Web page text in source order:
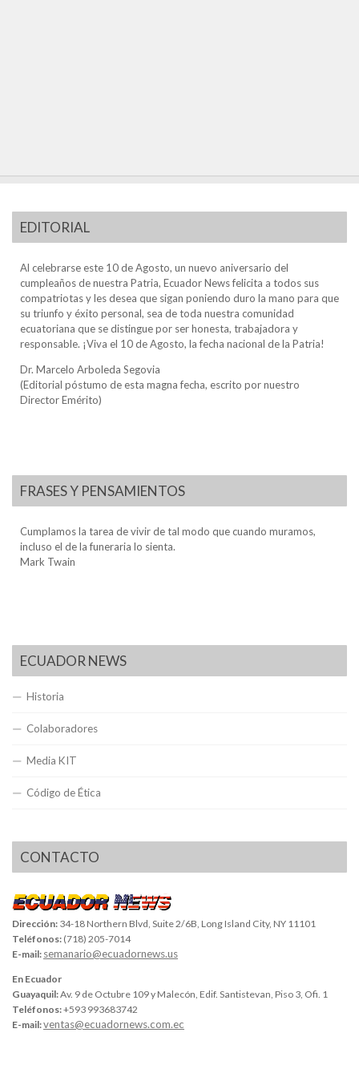
EDITORIAL
Al celebrarse este 10 de Agosto, un nuevo aniversario del
cumpleaños de nuestra Patria, Ecuador News felicita a todos sus
compatriotas y les desea que sigan poniendo duro la mano para que
su triunfo y éxito personal, sea de toda nuestra comunidad
ecuatoriana que se distingue por ser honesta, trabajadora y
responsable. ¡Viva el 10 de Agosto, la fecha nacional de la Patria!
Dr. Marcelo Arboleda Segovia
(Editorial póstumo de esta magna fecha, escrito por nuestro
Director Emérito)
FRASES Y PENSAMIENTOS
Cumplamos la tarea de vivir de tal modo que cuando muramos,
incluso el de la funeraria lo sienta.
Mark Twain
ECUADOR NEWS
Historia
Colaboradores
Media KIT
Código de Ética
CONTACTO
Dirección: 34-18 Northern Blvd, Suite 2/6B, Long Island City, NY 11101
Teléfonos: (718) 205-7014
E-mail: semanario@ecuadornews.us
En Ecuador
Guayaquil:Av. 9 de Octubre 109 y Malecón, Edif. Santistevan, Piso 3, Ofi. 1
Teléfonos:+593 993683742
E-mail:ventas@ecuadornews.com.ec